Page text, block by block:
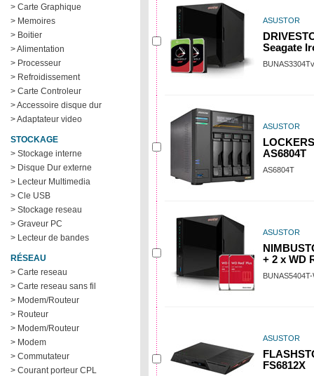
> Carte Graphique
> Memoires
> Boitier
> Alimentation
> Processeur
> Refroidissement
> Carte Controleur
> Accessoire disque dur
> Adaptateur video
STOCKAGE
> Stockage interne
> Disque Dur externe
> Lecteur Multimedia
> Cle USB
> Stockage reseau
> Graveur PC
> Lecteur de bandes
RÉSEAU
> Carte reseau
> Carte reseau sans fil
> Modem/Routeur
> Routeur
> Modem/Routeur
> Modem
> Commutateur
> Courant porteur CPL
ASUSTOR
Seagate
ASUSTOR
AS6804T
AS6804T
ASUSTOR
+ 2 x WD
ASUSTOR
FS6812X